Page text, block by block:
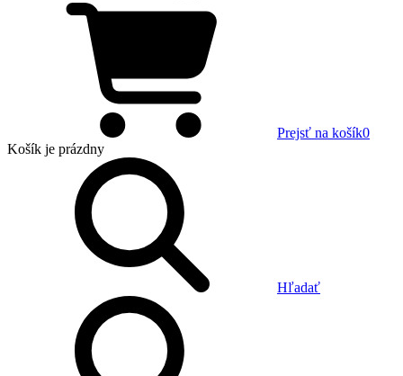
Prejsť na košík0
Košík je prázdny
Hľadať